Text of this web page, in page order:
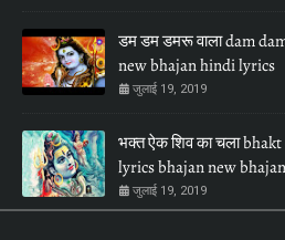
डम डम डमरू वाला dam
new bhajan hindi lyrics
जुलाई 19, 2019
भक्त ऐक शिव का चला
lyrics bhajan new
जुलाई 19, 2019